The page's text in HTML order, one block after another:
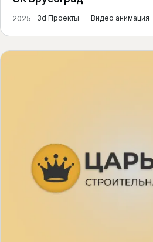
2025 3d Проекты Видео анимация